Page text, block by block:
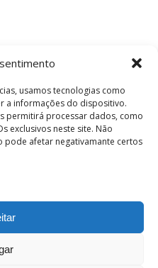
usamos tecnologias como
a informações do dispositivo.
permitirá processar dados, como
exclusivos neste site. Não
afetar negativamante certos